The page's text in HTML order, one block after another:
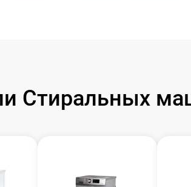
Стиральных